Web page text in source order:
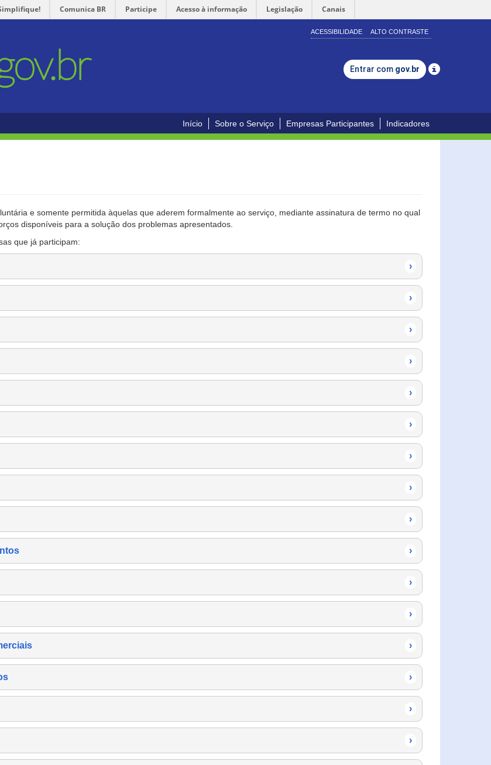
Comunica BR Participe Acesso à informação Legislação Canais
ACESSIBILIDADE ALTO CONTRASTE
Entrar com gov.br
Início Sobre o Serviço Empresas Participantes Indicadores
e somente permitida àquelas que aderem formalmente ao serviço, mediante assinatura de termo no qual
disponíveis para a solução dos problemas apresentados.
que já participam:
›
›
›
›
›
›
›
›
›
›
›
›
›
›
›
›